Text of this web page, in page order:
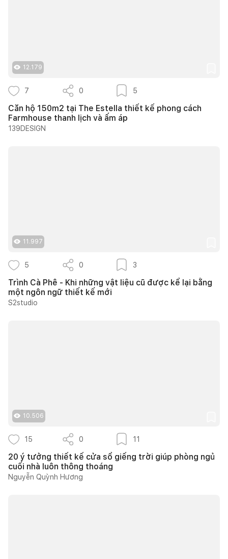
12.179
7 0 5
Căn hộ 150m2 tại The Estella thiết kế phong cách
Farmhouse thanh lịch và ấm áp
139DESIGN
11.997
5 0 3
Trình Cà Phê - Khi những vật liệu cũ được kể lại bằng
một ngôn ngữ thiết kế mới
S2studio
10.506
15 0 11
20 ý tưởng thiết kế cửa sổ giếng trời giúp phòng ngủ
cuối nhà luôn thông thoáng
Nguyễn Quỳnh Hương